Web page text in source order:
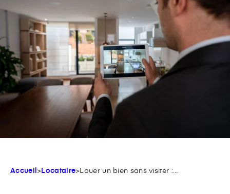
Accueil>Locataire>Louer un bien sans visiter :...